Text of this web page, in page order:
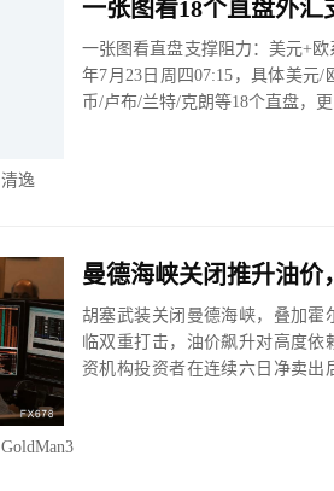
一张图看直盘支撑阻力：美元+
年7月23日周四07:15，具体美元
币/卢布/兰特/克朗等18个直盘，
清逸
胡塞武装关闭曼德海峡，叠加霍
临双重打击，油价飙升对高度
资机构投资者在连续六日净卖出
GoldMan3